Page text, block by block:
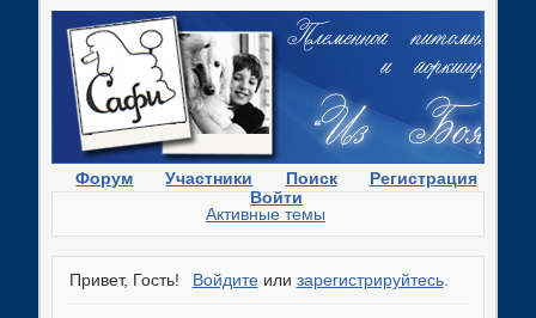
Форум Участники Поиск
Регистрация
Войти
Активные темы
Привет, Гость! Войдитеили зарегистрируйтесь.